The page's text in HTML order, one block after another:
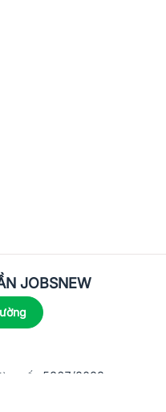
JOBSNEW
số:
5867/2023